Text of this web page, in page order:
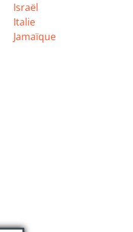
Israël
Italie
Jamaïque